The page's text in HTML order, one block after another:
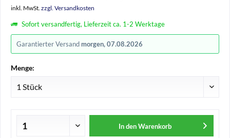
inkl. MwSt. zzgl. Versandkosten
Sofort versandfertig, Lieferzeit ca. 1-2 Werktage
Garantierter Versand morgen, 07.08.2026
Menge:
In den Warenkorb